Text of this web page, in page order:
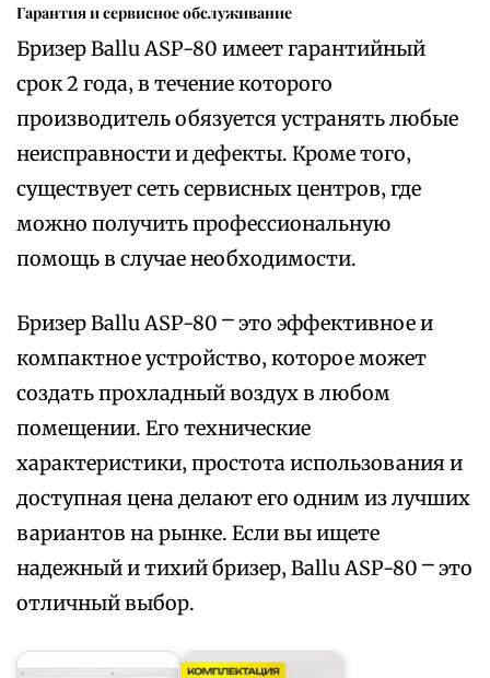
Гарантия и сервисное обслуживание
Бризер Ballu ASP-80 имеет гарантийный
срок 2 года‚ в течение которого
производитель обязуется устранять любые
неисправности и дефекты. Кроме того‚
существует сеть сервисных центров‚ где
можно получить профессиональную
помощь в случае необходимости.
Бризер Ballu ASP-80 ⎻ это эффективное и
компактное устройство‚ которое может
создать прохладный воздух в любом
помещении. Его технические
характеристики‚ простота использования и
доступная цена делают его одним из лучших
вариантов на рынке. Если вы ищете
надежный и тихий бризер‚ Ballu ASP-80 ⎻ это
отличный выбор.